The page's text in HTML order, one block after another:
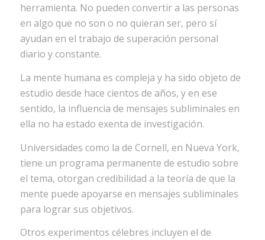
herramienta. No pueden convertir a las personas
en algo que no son o no quieran ser, pero sí
ayudan en el trabajo de superación personal
diario y constante.
La mente humana es compleja y ha sido objeto de
estudio desde hace cientos de años, y en ese
sentido, la influencia de mensajes subliminales en
ella no ha estado exenta de investigación.
Universidades como la de Cornell, en Nueva York,
tiene un programa permanente de estudio sobre
el tema, otorgan credibilidad a la teoría de que la
mente puede apoyarse en mensajes subliminales
para lograr sus objetivos.
Otros experimentos célebres incluyen el de